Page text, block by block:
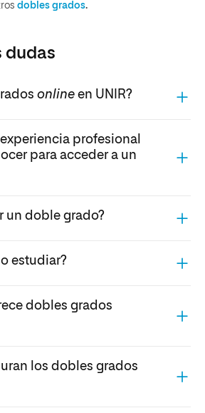
dobles grados.
dudas
online en UNIR?
profesional
para acceder a un
un doble grado?
estudiar?
dobles grados
los dobles grados